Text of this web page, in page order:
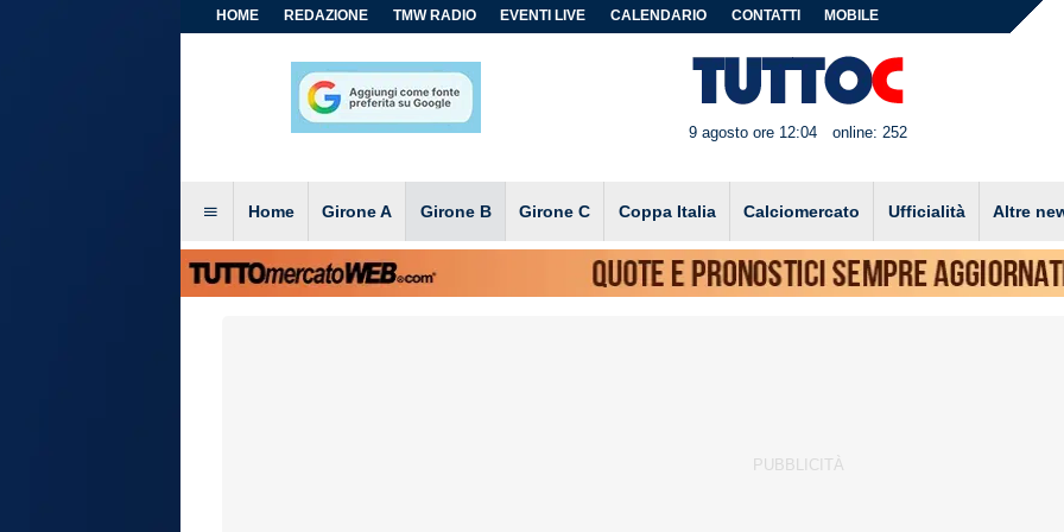
HOME REDAZIONE TMW RADIO EVENTI LIVE CALENDARIO CONTATTI MOBILE
9 agosto ore 12:04 online: 252
Home Girone A Girone B Girone C Coppa Italia Calciomercato Ufficialità Altre